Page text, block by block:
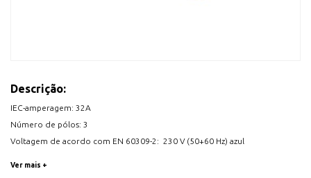
Descrição:
IEC-amperagem: 32A
Número de pólos: 3
Voltagem de acordo com EN 60309-2: 230 V (50+60 Hz) azul
Ver mais +